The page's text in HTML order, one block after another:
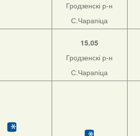
Гродзенскі р-н
С.Чарапіца
15.05
Гродзенскі р-н
С.Чарапіца